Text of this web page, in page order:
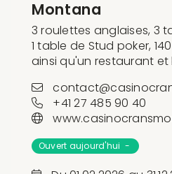
Montana
3 roulettes anglaises, 3
1 table de Stud poker,
ainsi qu'un restaurant et
+41 27 485 90 40
Ouvert aujourd'hui -